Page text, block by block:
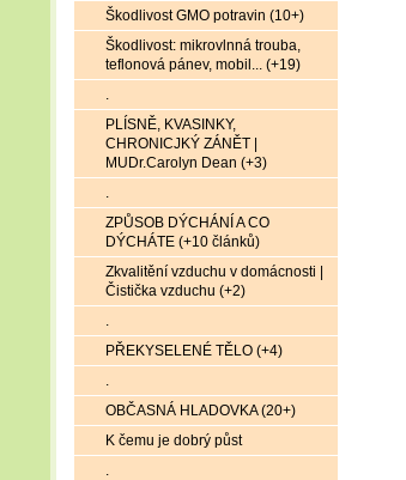
Škodlivost GMO potravin (10+)
Škodlivost: mikrovlnná trouba,
teflonová pánev, mobil... (+19)
.
PLÍSNĚ, KVASINKY,
CHRONICJKÝ ZÁNĚT |
MUDr.Carolyn Dean (+3)
.
ZPŮSOB DÝCHÁNÍ A CO
DÝCHÁTE (+10 článků)
Zkvalitění vzduchu v domácnosti |
Čistička vzduchu (+2)
.
PŘEKYSELENÉ TĚLO (+4)
.
OBČASNÁ HLADOVKA (20+)
K čemu je dobrý půst
.